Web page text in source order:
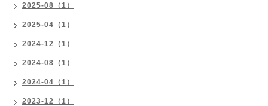
2025-08（1）
2025-04（1）
2024-12（1）
2024-08（1）
2024-04（1）
2023-12（1）